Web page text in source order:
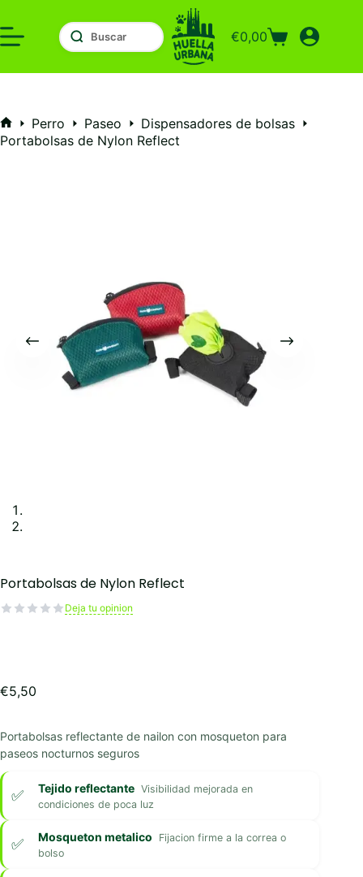
al
contenido
Carro
compra
€0,00
Inicio
Perro Paseo
Dispensadores de bolsas
Portabolsas de Nylon Reflect
Portabolsas de Nylon Reflect
Deja tu opinion
€5,50
Portabolsas reflectante de nailon con mosqueton para
paseos nocturnos seguros
Tejido reflectante Visibilidad mejorada en
condiciones de poca luz
Mosqueton metalico
Fijacion firme a la correa o
bolso